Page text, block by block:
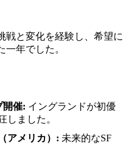
戦と変化を経験し、希望に
年でした。
開催: イングランドが初優
しました。
アメリカ）: 未来的なSF